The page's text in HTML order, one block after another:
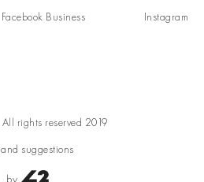
Facebook Business Instagram
rights reserved 2019
suggestions
by